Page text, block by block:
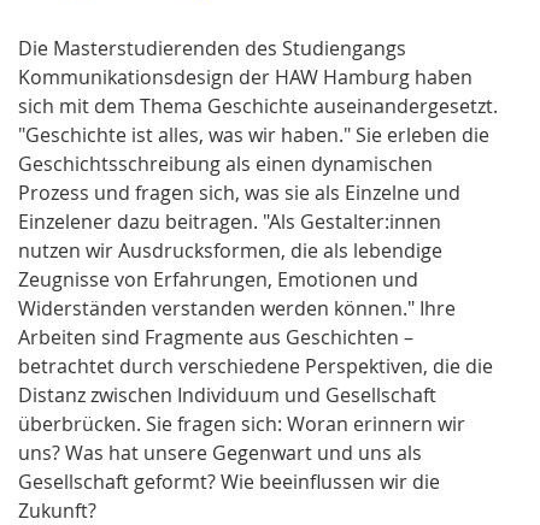
Die Masterstudierenden des Studiengangs
Kommunikationsdesign der HAW Hamburg haben
sich mit dem Thema Geschichte auseinandergesetzt.
"Geschichte ist alles, was wir haben." Sie erleben die
Geschichtsschreibung als einen dynamischen
Prozess und fragen sich, was sie als Einzelne und
Einzelener dazu beitragen. "Als Gestalter:innen
nutzen wir Ausdrucksformen, die als lebendige
Zeugnisse von Erfahrungen, Emotionen und
Widerständen verstanden werden können." Ihre
Arbeiten sind Fragmente aus Geschichten –
betrachtet durch verschiedene Perspektiven, die die
Distanz zwischen Individuum und Gesellschaft
überbrücken. Sie fragen sich: Woran erinnern wir
uns? Was hat unsere Gegenwart und uns als
Gesellschaft geformt? Wie beeinflussen wir die
Zukunft?